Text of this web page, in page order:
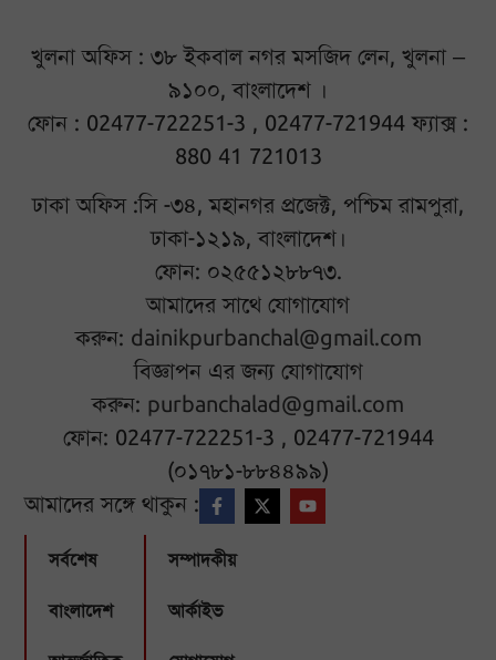
খুলনা অফিস : ৩৮ ইকবাল নগর মসজিদ লেন, খুলনা –
৯১০০, বাংলাদেশ ।
ফোন : 02477-722251-3 , 02477-721944 ফ্যাক্স :
880 41 721013
ঢাকা অফিস :সি -৩৪, মহানগর প্রজেক্ট, পশ্চিম রামপুরা,
ঢাকা-১২১৯, বাংলাদেশ।
ফোন: ০২৫৫১২৮৮৭৩.
আমাদের সাথে যোগাযোগ
করুন: dainikpurbanchal@gmail.com
বিজ্ঞাপন এর জন্য যোগাযোগ
করুন: purbanchalad@gmail.com
ফোন: 02477-722251-3 , 02477-721944
(০১৭৮১-৮৮৪৪৯৯)
আমাদের সঙ্গে থাকুন :
সর্বশেষ
বাংলাদেশ
সম্পাদকীয়
আর্কাইভ